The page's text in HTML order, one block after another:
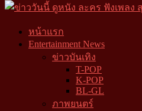
หน้าแรก
Entertainment News
ข่าวบันเทิง
T-POP
K-POP
BL-GL
ภาพยนตร์